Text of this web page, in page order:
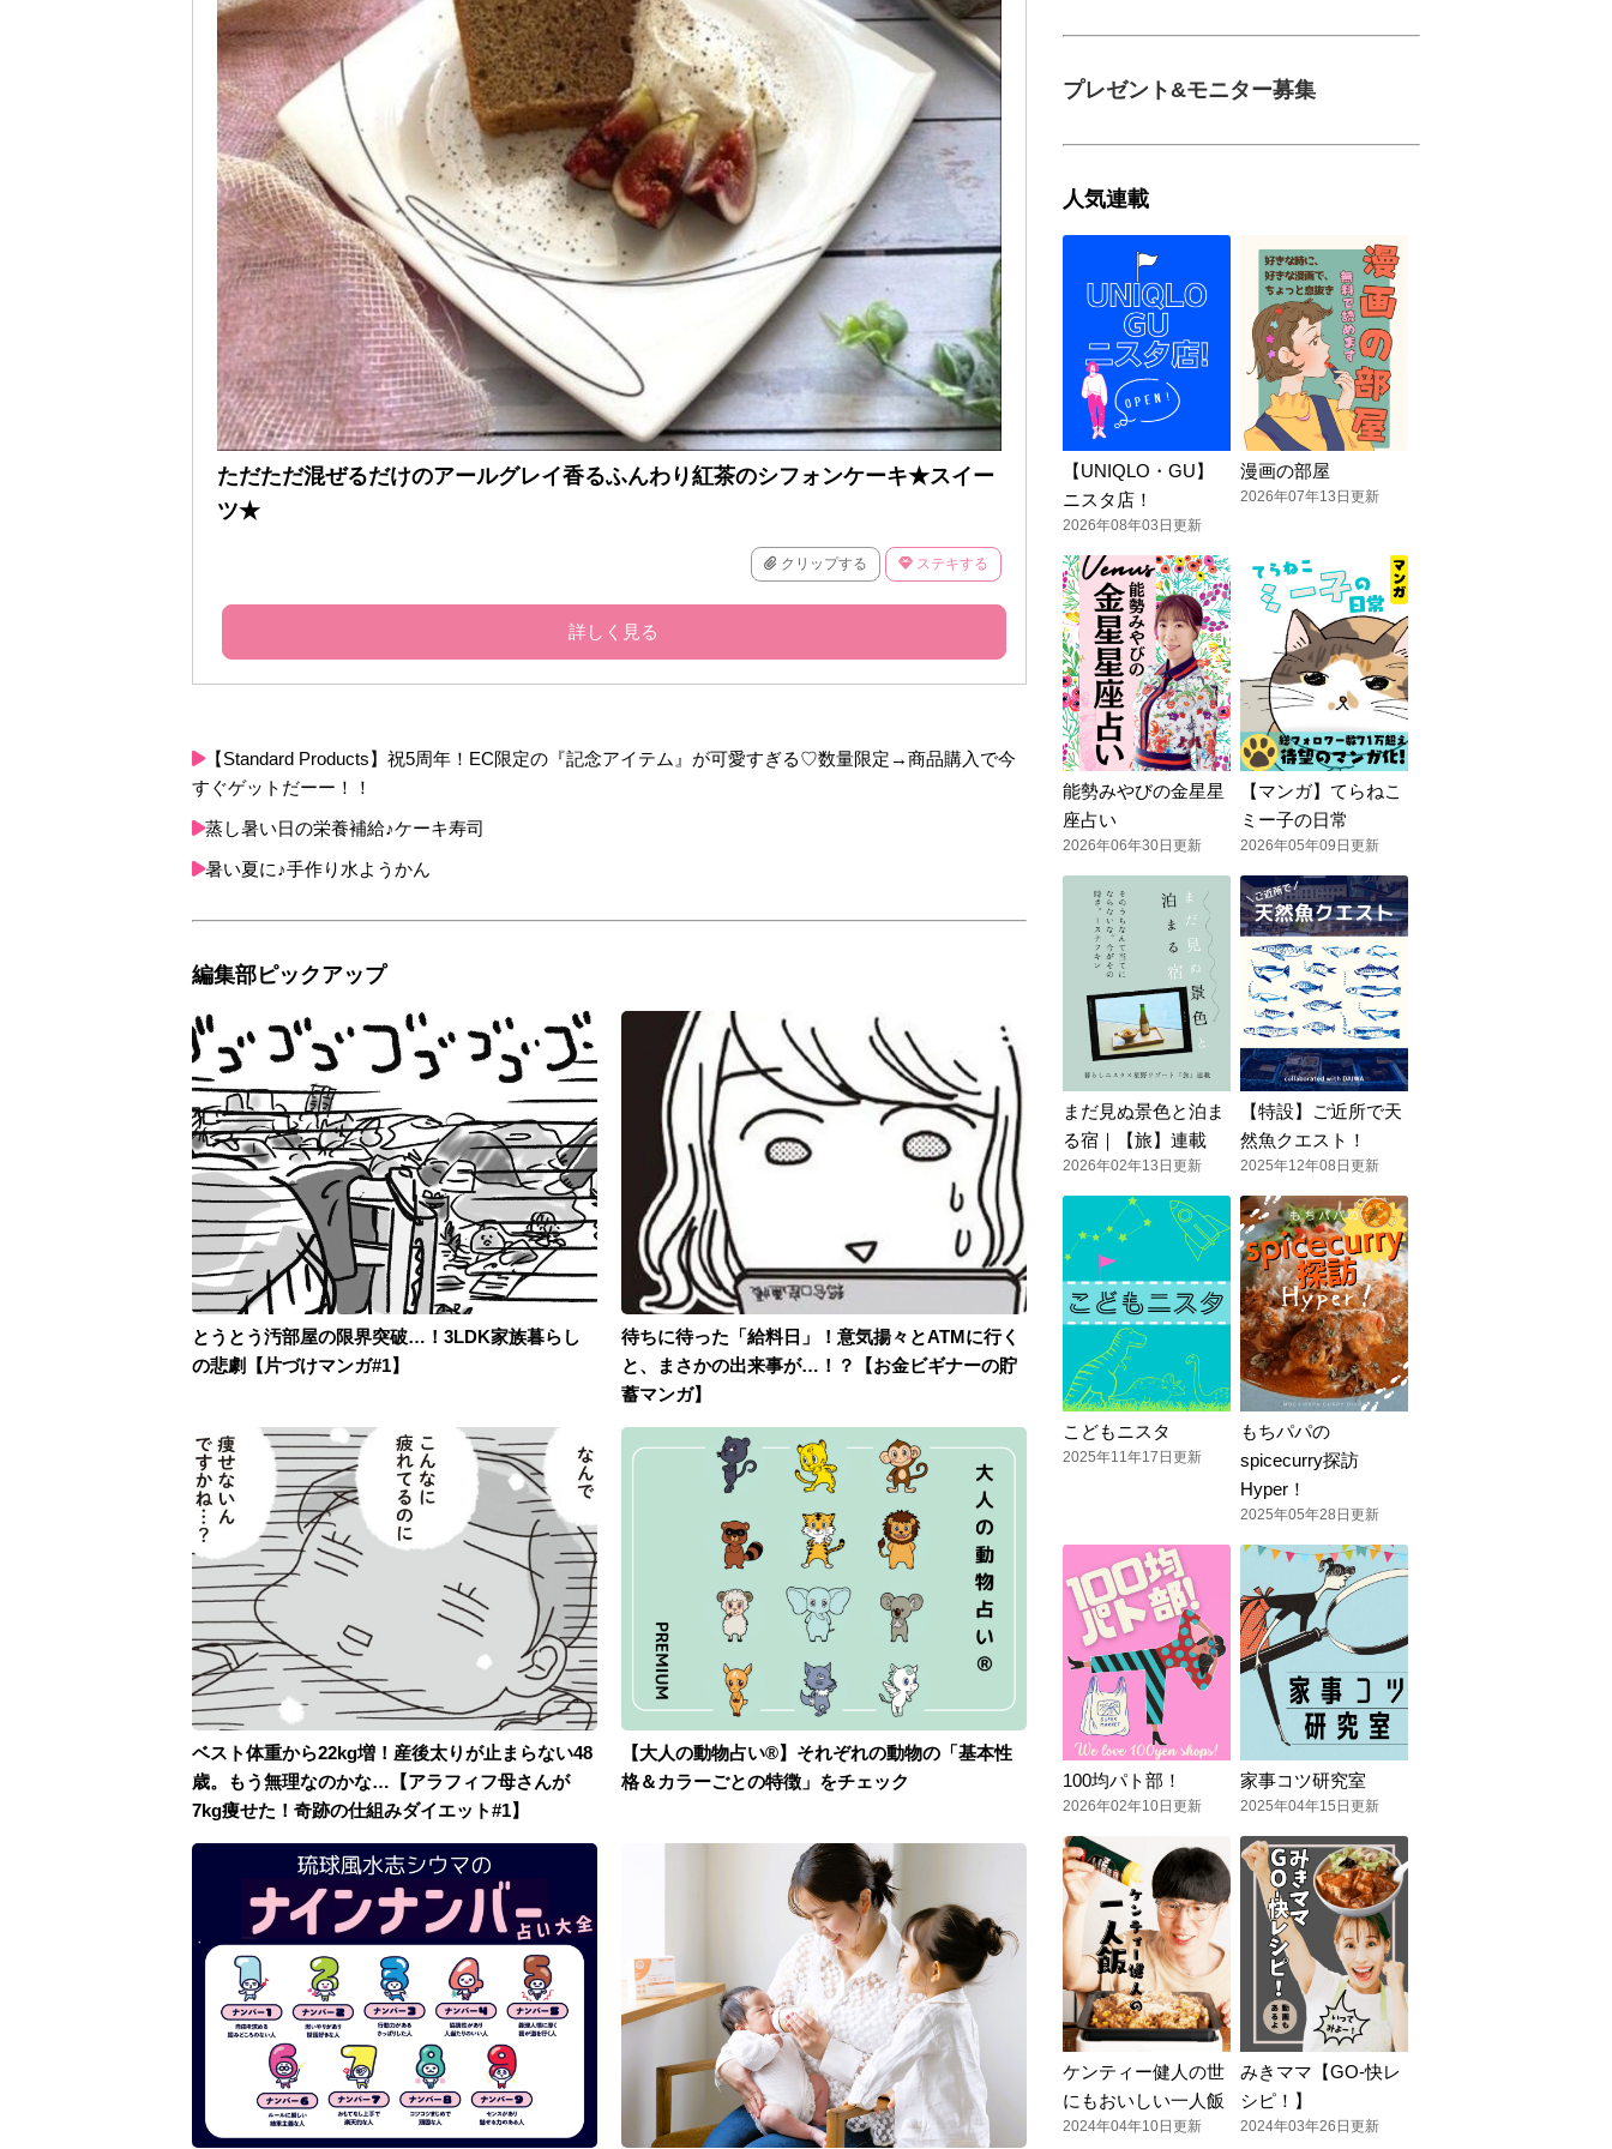
ただただ混ぜるだけのアールグレイ香るふんわり紅茶のシフォンケーキ★スイー
ツ★
クリップする ステキする
詳しく見る
【Standard Products】祝5周年！EC限定の『記念アイテム』が可愛すぎる♡数量限定→商品購入で今
すぐゲットだーー！！
蒸し暑い日の栄養補給♪ケーキ寿司
暑い夏に♪手作り水ようかん
編集部ピックアップ
とうとう汚部屋の限界突破…！3LDK家族暮らし
の悲劇【片づけマンガ#1】
待ちに待った「給料日」！意気揚々とATMに行く
と、まさかの出来事が…！？【お金ビギナーの貯
蓄マンガ】
ベスト体重から22kg増！産後太りが止まらない48
歳。もう無理なのかな…【アラフィフ母さんが
7kg痩せた！奇跡の仕組みダイエット#1】
【大人の動物占い®】それぞれの動物の「基本性
格＆カラーごとの特徴」をチェック
プレゼント&モニター募集
人気連載
【UNIQLO・GU】
ニスタ店！
2026年08年03日更新
漫画の部屋
2026年07年13日更新
能勢みやびの金星星
座占い
2026年06年30日更新
【マンガ】てらねこ
ミー子の日常
2026年05年09日更新
まだ見ぬ景色と泊ま
る宿｜【旅】連載
2026年02年13日更新
【特設】ご近所で天
然魚クエスト！
2025年12年08日更新
こどもニスタ
2025年11年17日更新
もちパパの
spicecurry探訪
Hyper！
2025年05年28日更新
100均パト部！
2026年02年10日更新
家事コツ研究室
2025年04年15日更新
ケンティー健人の世
にもおいしい一人飯
2024年04年10日更新
みきママ【GO-快レ
シピ！】
2024年03年26日更新